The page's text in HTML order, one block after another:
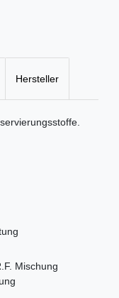
Hersteller
Mischung